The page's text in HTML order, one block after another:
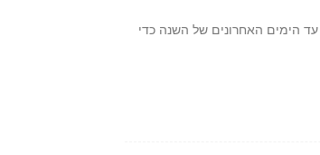
חיכינו עד הימים האחרונים של השנה כדי